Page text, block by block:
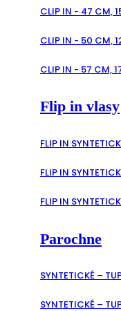
CLIP IN - 47 CM,
CLIP IN - 50 CM,
CLIP IN - 57 CM,
Flip in vlasy
FLIP IN
FLIP IN
FLIP IN
Parochne
SYNTETICKÉ –
SYNTETICKÉ –